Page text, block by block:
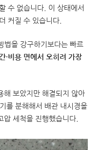
수 없습니다. 이 상태에서
커질 수 있습니다.
법을 강구하기보다는 빠르
·비용 면에서 오히려 가장
해 보았지만 해결되지 않아
를 분해해서 배관 내시경을
압 세척을 진행했습니다.